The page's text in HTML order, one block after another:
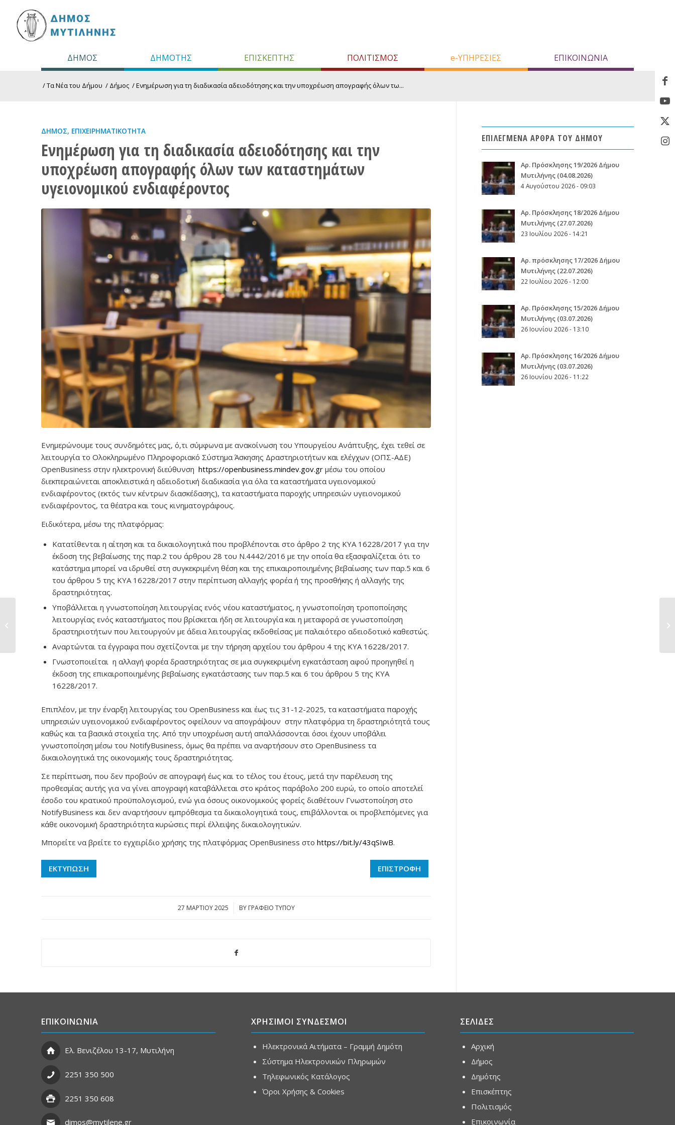
ΔΗΜΟΣ ΔΗΜΟΤΗΣ ΕΠΙΣΚΕΠΤΗΣ ΠΟΛΙΤΙΣΜΟΣ e-ΥΠΗΡΕΣΙΕΣ ΕΠΙΚΟΙΝΩΝΙΑ
/Τα Νέα του Δήμου / Δήμος /Ενημέρωση για τη διαδικασία αδειοδότησης και την υποχρέωση απογραφής όλων τω...
ΔΉΜΟΣ, ΕΠΙΧΕΙΡΗΜΑΤΙΚΌΤΗΤΑ
Ενημέρωση για τη διαδικασία αδειοδότησης και την
υποχρέωση απογραφής όλων των καταστημάτων
υγειονομικού ενδιαφέροντος
Ενημερώνουμε τους συνδημότες μας, ό,τι σύμφωνα με ανακοίνωση του Υπουργείου Ανάπτυξης, έχει τεθεί σε
λειτουργία το Ολοκληρωμένο Πληροφοριακό Σύστημα Άσκησης Δραστηριοτήτων και ελέγχων (ΟΠΣ-ΑΔΕ)
OpenBusiness στην ηλεκτρονική διεύθυνση https://openbusiness.mindev.gov.gr μέσω του οποίου
διεκπεραιώνεται αποκλειστικά η αδειοδοτική διαδικασία για όλα τα καταστήματα υγειονομικού
ενδιαφέροντος (εκτός των κέντρων διασκέδασης), τα καταστήματα παροχής υπηρεσιών υγειονομικού
ενδιαφέροντος, τα θέατρα και τους κινηματογράφους.
Ειδικότερα, μέσω της πλατφόρμας:
Κατατίθενται η αίτηση και τα δικαιολογητικά που προβλέπονται στο άρθρο 2 της ΚΥΑ 16228/2017 για την
έκδοση της βεβαίωσης της παρ.2 του άρθρου 28 του Ν.4442/2016 με την οποία θα εξασφαλίζεται ότι το
κατάστημα μπορεί να ιδρυθεί στη συγκεκριμένη θέση και της επικαιροποιημένης βεβαίωσης των παρ.5 και 6
του άρθρου 5 της ΚΥΑ 16228/2017 στην περίπτωση αλλαγής φορέα ή της προσθήκης ή αλλαγής της
δραστηριότητας.
Υποβάλλεται η γνωστοποίηση λειτουργίας ενός νέου καταστήματος, η γνωστοποίηση τροποποίησης
λειτουργίας ενός καταστήματος που βρίσκεται ήδη σε λειτουργία και η μεταφορά σε γνωστοποίηση
δραστηριοτήτων που λειτουργούν με άδεια λειτουργίας εκδοθείσας με παλαιότερο αδειοδοτικό καθεστώς.
Αναρτώνται τα έγγραφα που σχετίζονται με την τήρηση αρχείου του άρθρου 4 της ΚΥΑ 16228/2017.
Γνωστοποιείται η αλλαγή φορέα δραστηριότητας σε μια συγκεκριμένη εγκατάσταση αφού προηγηθεί η
έκδοση της επικαιροποιημένης βεβαίωσης εγκατάστασης των παρ.5 και 6 του άρθρου 5 της ΚΥΑ
16228/2017.
Επιπλέον, με την έναρξη λειτουργίας του OpenBusiness και έως τις 31-12-2025, τα καταστήματα παροχής
υπηρεσιών υγειονομικού ενδιαφέροντος οφείλουν να απογράψουν στην πλατφόρμα τη δραστηριότητά τους
καθώς και τα βασικά στοιχεία της. Από την υποχρέωση αυτή απαλλάσσονται όσοι έχουν υποβάλει
γνωστοποίηση μέσω του NotifyBusiness, όμως θα πρέπει να αναρτήσουν στο OpenBusiness τα
δικαιολογητικά της οικονομικής τους δραστηριότητας.
Σε περίπτωση, που δεν προβούν σε απογραφή έως και το τέλος του έτους, μετά την παρέλευση της
προθεσμίας αυτής για να γίνει απογραφή καταβάλλεται στο κράτος παράβολο 200 ευρώ, το οποίο αποτελεί
έσοδο του κρατικού προϋπολογισμού, ενώ για όσους οικονομικούς φορείς διαθέτουν Γνωστοποίηση στο
NotifyBusiness και δεν αναρτήσουν εμπρόθεσμα τα δικαιολογητικά τους, επιβάλλονται οι προβλεπόμενες για
κάθε οικονομική δραστηριότητα κυρώσεις περί έλλειψης δικαιολογητικών.
Μπορείτε να βρείτε το εγχειρίδιο χρήσης της πλατφόρμας OpenBusiness στο https://bit.ly/43qSIwB.
ΕΚΤΥΠΩΣΗ ΕΠΙΣΤΡΟΦΗ
27 ΜΑΡΤΊΟΥ 2025
/ BY ΓΡΑΦΕΙΟ ΤΥΠΟΥ
ΕΠΙΛΕΓΜΕΝΑ ΑΡΘΡΑ ΤΟΥ ΔΗΜΟΥ
Aρ. Πρόσκλησης 19/2026 Δήμου
Μυτιλήνης (04.08.2026)
4 Αυγούστου 2026 - 09:03
Aρ. Πρόσκλησης 18/2026 Δήμου
Μυτιλήνης (27.07.2026)
23 Ιουλίου 2026 - 14:21
Αρ. πρόσκλησης 17/2026 Δήμου
Μυτιλήνης (22.07.2026)
22 Ιουλίου 2026 - 12:00
Aρ. Πρόσκλησης 15/2026 Δήμου
Μυτιλήνης (03.07.2026)
26 Ιουνίου 2026 - 13:10
Aρ. Πρόσκλησης 16/2026 Δήμου
Μυτιλήνης (03.07.2026)
26 Ιουνίου 2026 - 11:22
ΕΠΙΚΟΙΝΩΝΙΑ
Ελ. Βενιζέλου 13-17, Μυτιλήνη
2251 350 500
2251 350 608
dimos@mytilene.gr
ΧΡΗΣΙΜΟΙ ΣΥΝΔΕΣΜΟΙ
Ηλεκτρονικά Αιτήματα – Γραμμή Δημότη
Σύστημα Ηλεκτρονικών Πληρωμών
Τηλεφωνικός Κατάλογος
Όροι Χρήσης & Cookies
ΣΕΛΙΔΕΣ
Αρχική
Δήμος
Δημότης
Επισκέπτης
Πολιτισμός
Επικοινωνία
κλιματιστικών